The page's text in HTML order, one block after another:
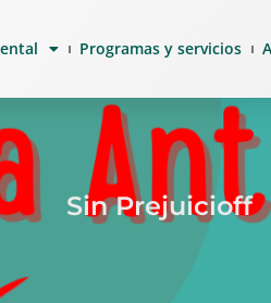
Programas y servicios
Sin Prejuicioff